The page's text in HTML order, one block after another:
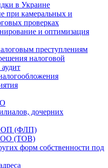
в Украине
при камеральных и
проверках
и оптимизация
преступлениям
налоговой
дочерних
(ФЛП)
(ТОВ)
форм собственности под